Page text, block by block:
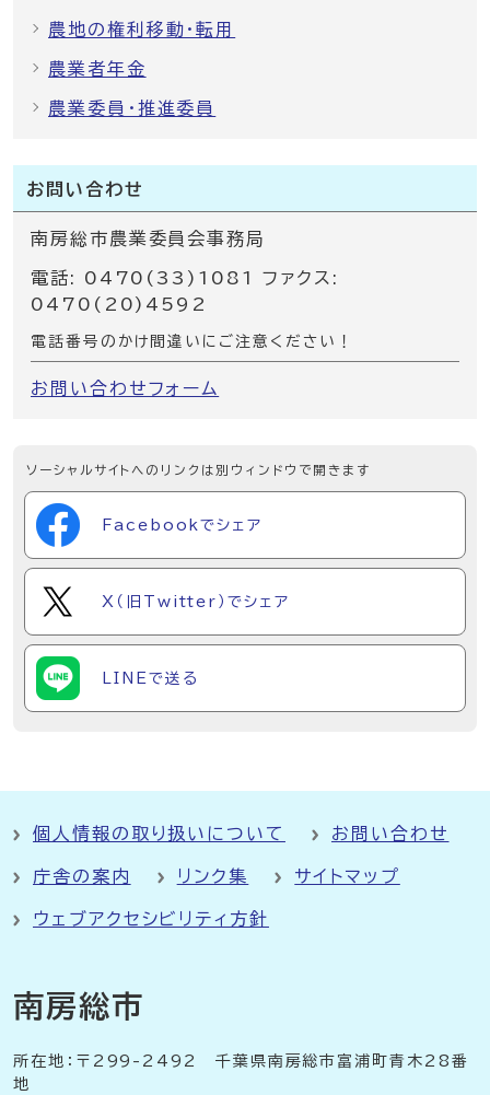
農地の権利移動・転用
農業者年金
農業委員・推進委員
お問い合わせ
南房総市農業委員会事務局
電話: 0470(33)1081 ファクス:
0470(20)4592
電話番号のかけ間違いにご注意ください！
お問い合わせフォーム
ソーシャルサイトへのリンクは別ウィンドウで開きます
Facebookでシェア
X（旧Twitter）でシェア
LINEで送る
個人情報の取り扱いについて お問い合わせ
庁舎の案内 リンク集 サイトマップ
ウェブアクセシビリティ方針
南房総市
所在地：〒299-2492 千葉県南房総市富浦町青木28番
地